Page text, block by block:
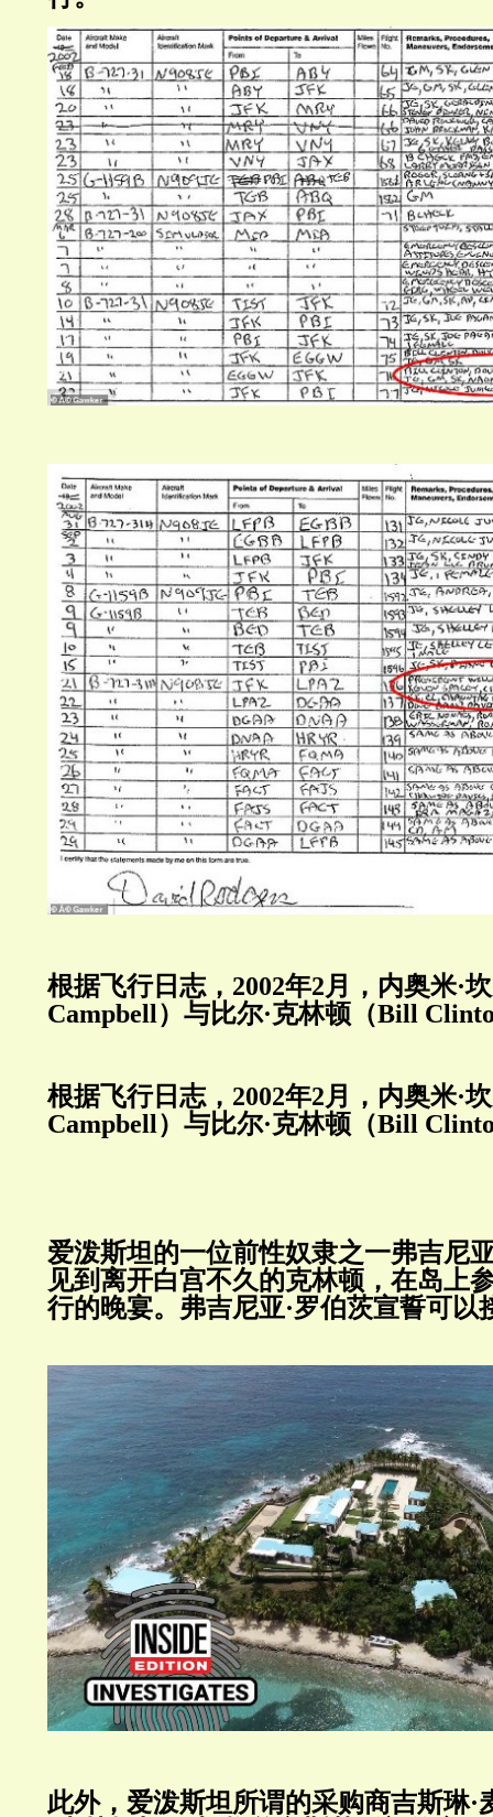
根据飞行日志， 2002年2月，内奥米·
Campbell）与比尔·克林顿（Bill
根据飞行日志， 2002年2月，内奥米·
Campbell）与比尔·克林顿（Bill
爱泼斯坦的一位前性奴隶之一弗吉尼
见到离开白宫不久的克林顿，在岛上
行的晚宴。弗吉尼亚·罗伯茨宣誓可以
此外，爱泼斯坦所谓的采购商吉斯琳·